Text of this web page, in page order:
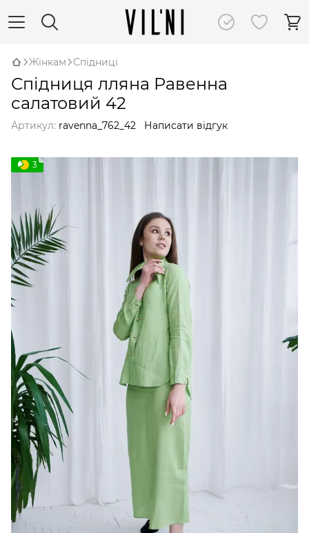
Жінкам Спідниці
Спідниця лляна Равенна
салатовий 42
Артикул: ravenna_762_42 Написати відгук
3